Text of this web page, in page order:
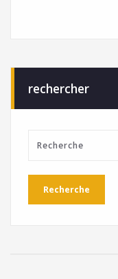
rechercher